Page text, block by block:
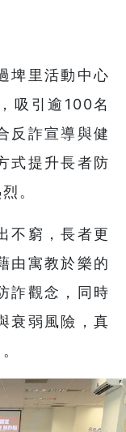
埤里活動中心
吸引逾100名
反詐宣導與健
式提升長者防
。
不窮，長者更
由寓教於樂的
詐觀念，同時
衰弱風險，真